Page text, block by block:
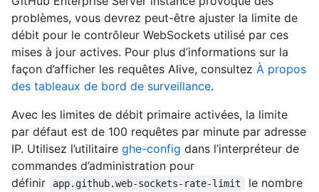
problèmes, vous devrez peut-être ajuster la limite de
débit pour le contrôleur WebSockets utilisé par ces
mises à jour actives. Pour plus d’informations sur la
façon d’afficher les requêtes Alive, consultez À propos
des tableaux de bord de surveillance.
Avec les limites de débit primaire activées, la limite
par défaut est de 100 requêtes par minute par adresse
IP. Utilisez l’utilitaire ghe-config dans l’interpréteur de
commandes d’administration pour
définir
app.github.web-sockets-rate-limit
le nombre